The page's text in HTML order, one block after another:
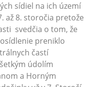
sídiel na ich území
až 8. storočia pretože
svedčia o tom, že
preniklo
častí
údolím
a Horným